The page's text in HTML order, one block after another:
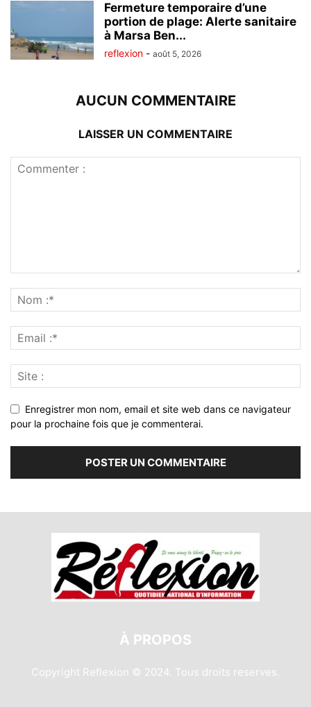
Fermeture temporaire d’une
portion de plage: Alerte sanitaire
à Marsa Ben...
reflexion - août 5, 2026
AUCUN COMMENTAIRE
LAISSER UN COMMENTAIRE
Enregistrer mon nom, email et site web dans ce navigateur
pour la prochaine fois que je commenterai.
À PROPOS
Copyright Reflexion © 2024. Tous droits reserves.